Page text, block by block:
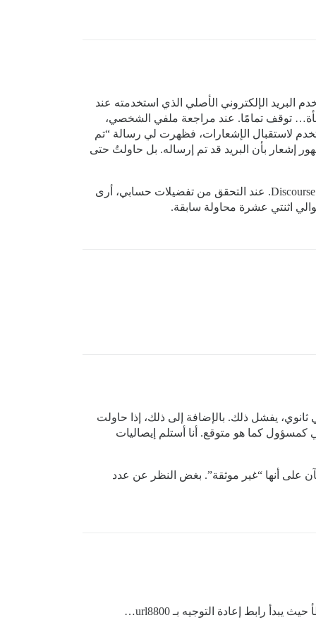
الإلكتروني الأصلي الذي استخدمته عند
توقف تمامًا. عند مراجعة ملفي الشخصي،
لاستقبال الإشعارات، فظهرت لي رسالة “تم
إشعار بأن البريد قد تم إرساله. بل حاولتُ حتى
عنوان البريد الإلكتروني الذي لا يعمل عبر Discourse هو عنوان صالح، وأنا أستقبل رسائل من ثلاثة منتديات أخرى تعمل على Discourse. عند التحقق من تفضيلات حسابي، أرى
اثنتي عشرة محاولة سابقة.
ثانوي، يفشل ذلك. بالإضافة إلى ذلك، إذا حاولت
كمسؤول كما هو متوقع. أنا أستلم إيصاليات
على أنها “غير موثقة”. بغض النظر عن عدد